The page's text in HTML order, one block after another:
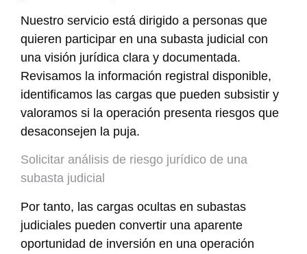
Nuestro servicio está dirigido a personas que
quieren participar en una subasta judicial con
una visión jurídica clara y documentada.
Revisamos la información registral disponible,
identificamos las cargas que pueden subsistir y
valoramos si la operación presenta riesgos que
desaconsejen la puja.
Solicitar análisis de riesgo jurídico de una
subasta judicial
Por tanto, las cargas ocultas en subastas
judiciales pueden convertir una aparente
oportunidad de inversión en una operación